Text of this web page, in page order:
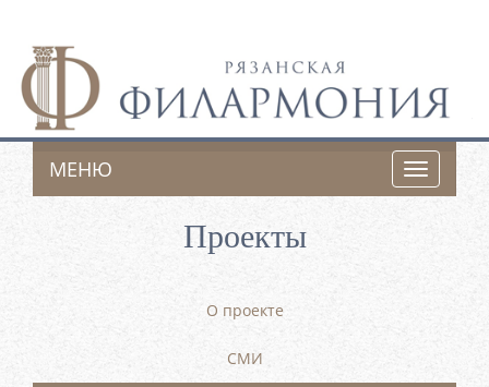
Toggle
МЕНЮ
Проекты
О проекте
СМИ